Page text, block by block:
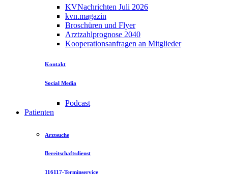
KVNachrichten Juli 2026
kvn.magazin
Broschüren und Flyer
Arztzahlprognose 2040
Kooperationsanfragen an Mitglieder
Kontakt
Social Media
Podcast
Patienten
Arztsuche
Bereitschaftsdienst
116117-Terminservice